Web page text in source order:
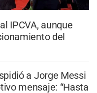
IPCVA, aunque
del
a Jorge Messi
mensaje: “Hasta